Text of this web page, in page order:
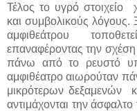
Τέλος το υγρό στοιχείο
και συμβολικούς λόγους.
αμφιθεάτρου
επαναφέροντας την
πάνω από το ρευστό
αμφιθέατρο αιωρούταν
μικρότερων δεξαμενών
αντιμάχονται την